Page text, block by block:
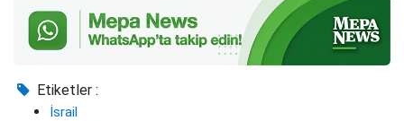
Etiketler :
İsrail